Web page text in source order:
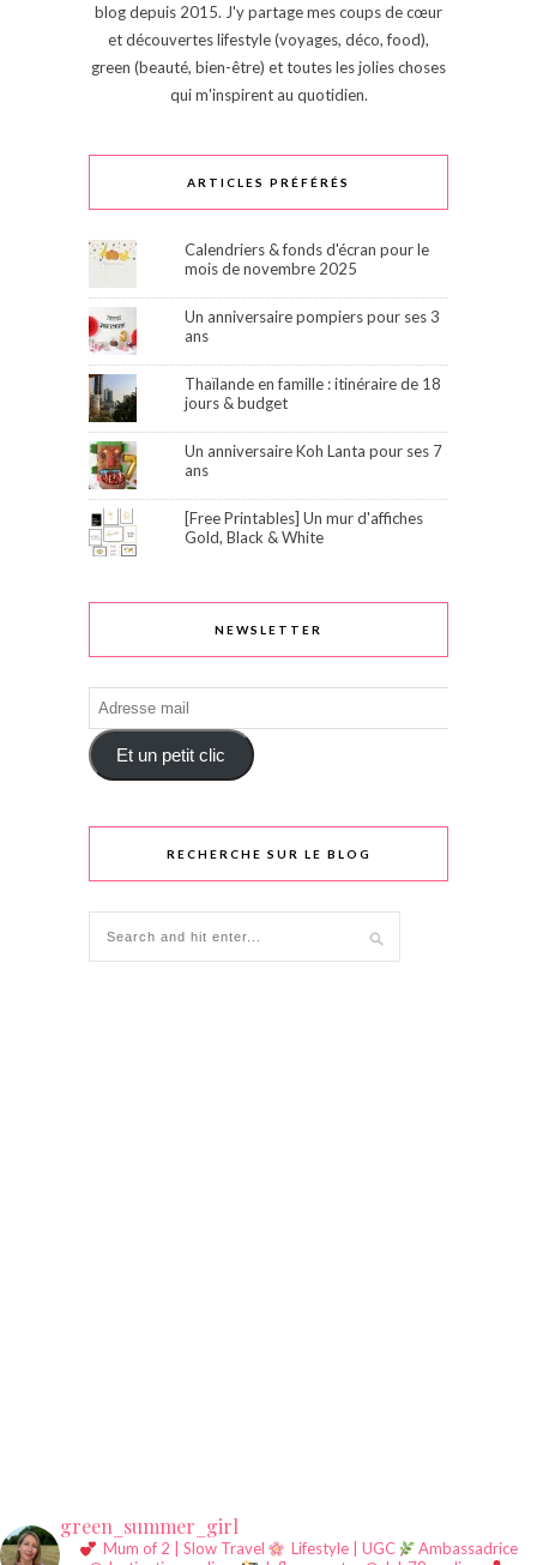
blog depuis 2015. J'y partage mes coups de cœur
et découvertes lifestyle (voyages, déco, food),
green (beauté, bien-être) et toutes les jolies choses
qui m'inspirent au quotidien.
ARTICLES PRÉFÉRÉS
Calendriers & fonds d'écran pour le
mois de novembre 2025
Un anniversaire pompiers pour ses 3
ans
Thaïlande en famille : itinéraire de 18
jours & budget
Un anniversaire Koh Lanta pour ses 7
ans
[Free Printables] Un mur d'affiches
Gold, Black & White
NEWSLETTER
Adresse
mail
Et un petit clic
RECHERCHE SUR LE BLOG
green_summer_girl
Mum of 2 | Slow Travel Lifestyle | UGC
Ambassadrice